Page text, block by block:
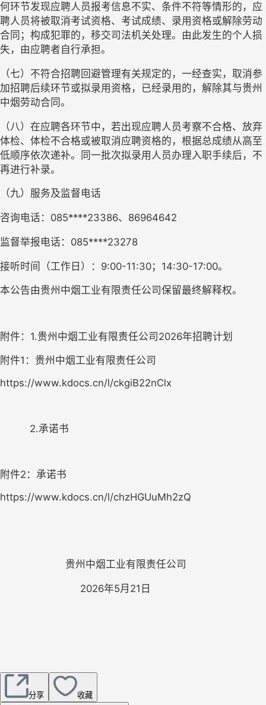
何环节发现应聘人员报考信息不实、条件不符等情形的，应
聘人员将被取消考试资格、考试成绩、录用资格或解除劳动
合同；构成犯罪的，移交司法机关处理。由此发生的个人损
失，由应聘者自行承担。
（七） 不符合招聘回避管理有关规定的，一经查实，取消参
加招聘后续环节或拟录用资格，已经录用的，解除其与贵州
中烟劳动合同。
（八） 在应聘各环节中，若出现应聘人员考察不合格、放弃
体检、体检不合格或被取消应聘资格的，根据总成绩从高至
低顺序依次递补。同一批次拟录用人员办理入职手续后，不
再进行补录。
（九）服务及监督电话
咨询电话： 085****23386、86964642
监督举报电话： 085****23278
接听时间（工作日）： 9:00-11:30；14:30-17:00。
本公告由贵州中烟工业有限责任公司保留最终解释权。
附件： 1.贵州中烟工业有限责任公司2026年招聘计划
附件1：贵州中烟工业有限责任公司
https://www.kdocs.cn/l/ckgiB22nClx
2.承诺书
附件2：承诺书
https://www.kdocs.cn/l/chzHGUuMh2zQ
贵州中烟工业有限责任公司
2026年5月 21日
分享 收藏